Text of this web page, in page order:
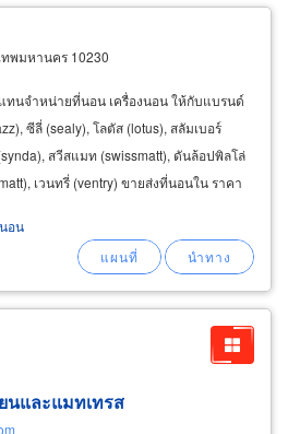
ทพมหานคร 10230
ทนจำหน่ายที่นอน เครื่องนอน ให้กับแบรนด์
ซีลี่ (sealy), โลตัส (lotus), สลัมเบอร์
สวีสแมท (swissmatt), ดันล้อปพิลโล่
เวนทรี่ (ventry) ขายส่งที่นอนใน ราคา
อน
นและแมทเทรส